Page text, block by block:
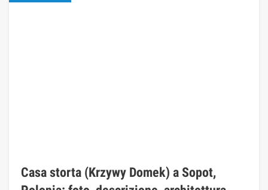
Casa storta (Krzywy Domek) a Sopot,